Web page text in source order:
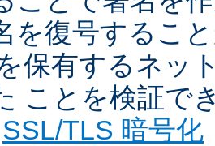
を復号するこ
保有するネッ
ことを検証で
SSL/TLS 暗号化